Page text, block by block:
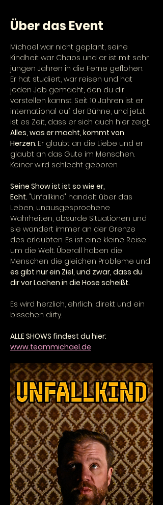
Über das Event
Michael war nicht geplant, seine
Kindheit war Chaos und er ist mit sehr
jungen Jahren in die Ferne geflohen.
Er hat studiert, war reisen und hat
jeden Job gemacht, den du dir
vorstellen kannst. Seit 10 Jahren ist er
international auf der Bühne, und jetzt
ist es Zeit, dass er sich auch hier zeigt.
Alles, was er macht, kommt von
Herzen. Er glaubt an die Liebe und er
glaubt an das Gute im Menschen.
Keiner wird schlecht geboren.
Seine Show ist ist so wie er,
Echt. "Unfallkind" handelt über das
Leben, unausgesprochene
Wahrheiten, absurde Situationen und
sie wandert immer an der Grenze
des erlaubten. Es ist eine kleine Reise
um die Welt. Überall haben die
Menschen die gleichen Probleme und
es gibt nur ein Ziel, und zwar, dass du
dir vor Lachen in die Hose scheißt.
Es wird herzlich, ehrlich, direkt und ein
bisschen dirty.
ALLE SHOWS findest du hier:
www.teammichael.de